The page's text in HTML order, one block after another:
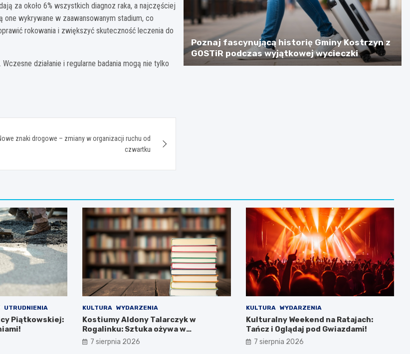
za około 6% wszystkich diagnoz raka, a najczęściej
wykrywane w zaawansowanym stadium, co
rokowania i zwiększyć skuteczność leczenia do
działanie i regularne badania mogą nie tylko
znaki drogowe – zmiany w organizacji ruchu od
czwartku
Poznaj fascynującą historię Gminy Kostrzyn z
GOSTiR podczas wyjątkowej wycieczki
UTRUDNIENIA
Piątkowskiej:
KULTURA WYDARZENIA
Kostiumy Aldony Talarczyk w
Rogalinku: Sztuka ożywa w
bibliotece!
7 sierpnia 2026
KULTURA WYDARZENIA
Kulturalny Weekend na Ratajach:
Tańcz i Oglądaj pod Gwiazdami!
7 sierpnia 2026